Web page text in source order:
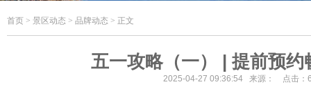
首页 > 景区动态 > 品牌动态 > 正文
五一攻略（一） | 提前预约
2025-04-27 09:36:54 来源： 点击：